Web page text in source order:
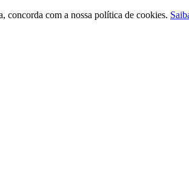
concorda com a nossa política de cookies.